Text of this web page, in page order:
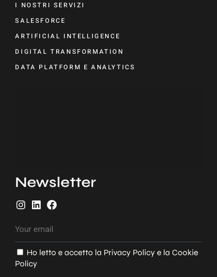
I NOSTRI SERVIZI
SALESFORCE
ARTIFICIAL INTELLIGENCE
DIGITAL TRANSFORMATION
DATA PLATFORM E ANALYTICS
Newsletter
I
s
t
a
g
L
n
k
e
d
F
a
c
e
b
Ho letto e accetto la Privacy Policy e laCookie
Policy